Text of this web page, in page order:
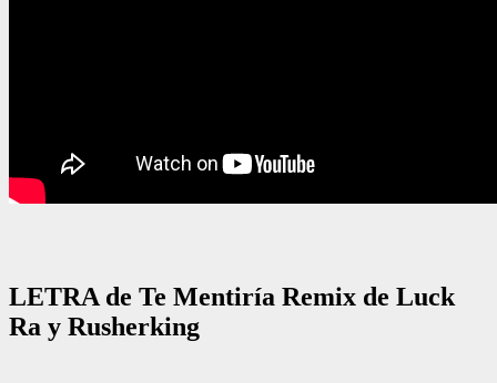
LETRA de Te Mentiría Remix de Luck
Ra y Rusherking